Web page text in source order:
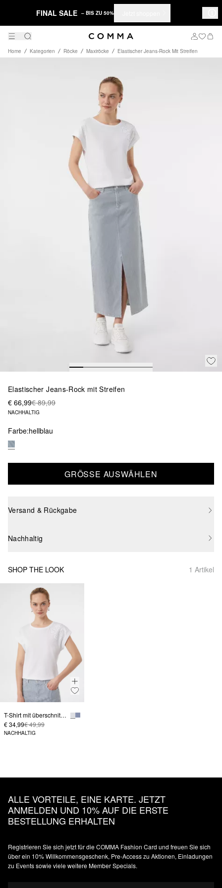
FINAL SALE – BIS ZU 50%
Home Kategorien Röcke Maxiröcke Elastischer Jeans-Rock Mit Streifen
Elastischer Jeans-Rock mit Streifen
€ 66,99€ 89,99
NACHHALTIG
Farbe:hellblau
GRÖSSE AUSWÄHLEN
Versand & Rückgabe
Nachhaltig
SHOP THE LOOK 1 Artikel
T-Shirt mit überschnittenen Schultern und Artwork
€ 34,99€ 49,99
NACHHALTIG
ALLE VORTEILE, EINE KARTE. JETZT
ANMELDEN UND 10% AUF DIE ERSTE
BESTELLUNG ERHALTEN
Registrieren Sie sich jetzt für die COMMA Fashion Card und freuen Sie sich
über ein 10% Willkommensgeschenk, Pre-Access zu Aktionen, Einladungen
zu Events sowie viele weitere Member Specials.